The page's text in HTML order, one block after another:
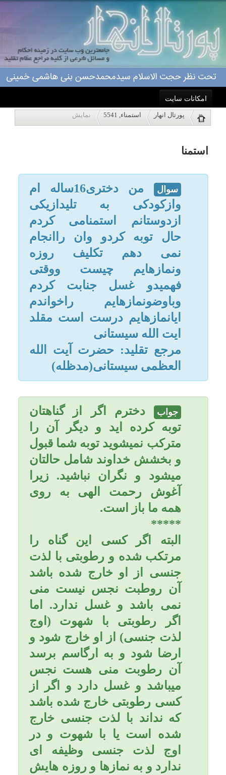
امکانات سایت
خانه
درباره ما
اعمال
ویژه نامه ها
کاربر میهمان
پورتال انهار استمناء, 5541 نمایش
سوال من دختری16ساله ام
فهمیدو غسل جنابت کردم
وباوضونمازهایم راخواندم
ایانمازهایم درست است مقلد
ایت الله سیستانی
مرجع تقلید: حضرت آیت الله
العظمی سیستانی(مدظله)
جواب دخترم اگر از گناهتان
توبه کرده اید و دیگر آن را
مترکب نمیشوید توبه شما قبول
و بخشش خداوند شامل حالتان
میشود و نگران نباشید. زیرا
آغوش رحمت الهی به روی
همه ما باز است.
*****
البته اگر کسی این گناه را
مرتکب شده و رطوبتی با لذت
جنسی از او خارج شده باشد
نمی باشد و غسل ندارد. اما
اگر رطوبتی با شهوت (اوج
لذت جنسی) از او خارج شود و
ارضا شود و به ارگاسم برسد
آن رطوبت منی هست نجس
میباشد و غسل دارد و اگر از
کسی رطوبتی خارج شده باشد
که نداند با لذت جنسی خارج
شده است یا با شهوت و در
اوج لذت جنسی وظیفه ای
ندارد و به نمازها و روزه هایش
البته از این گناه توبه و استغفار
نمایید و خدای سبحان نیز
بخشنده و مهربان و توبه پذیر
هست. و آغوش رحمتش به
روی همه ما باز است.
*****
عزیزم؛ توبه و قبولى توبه از
نعمت‌های كم نظير الهى است
و داراى آثار و نتايج بسيار
درخشانى است.
توبه حقيقى طوری گنهكار را
دگرگون مى‌كند، كه گويى اصلاً
گناه نكرده است.
امام باقر (عليه السلام)
میفرمايد: «التائب من الذنب
كمن لا ذنب له»؛ توبه كننده از
گناه مانند آن است كه گناهى
نكرده است.
توبه حقيقى موجب پرده‌پوشى
و نابودى آثار گناه مى‌گردد.
امام صادق (عليه السلام)
میفرماید: «هنگامى كه بنده
توبه حقيقى كرد، خداوند او را